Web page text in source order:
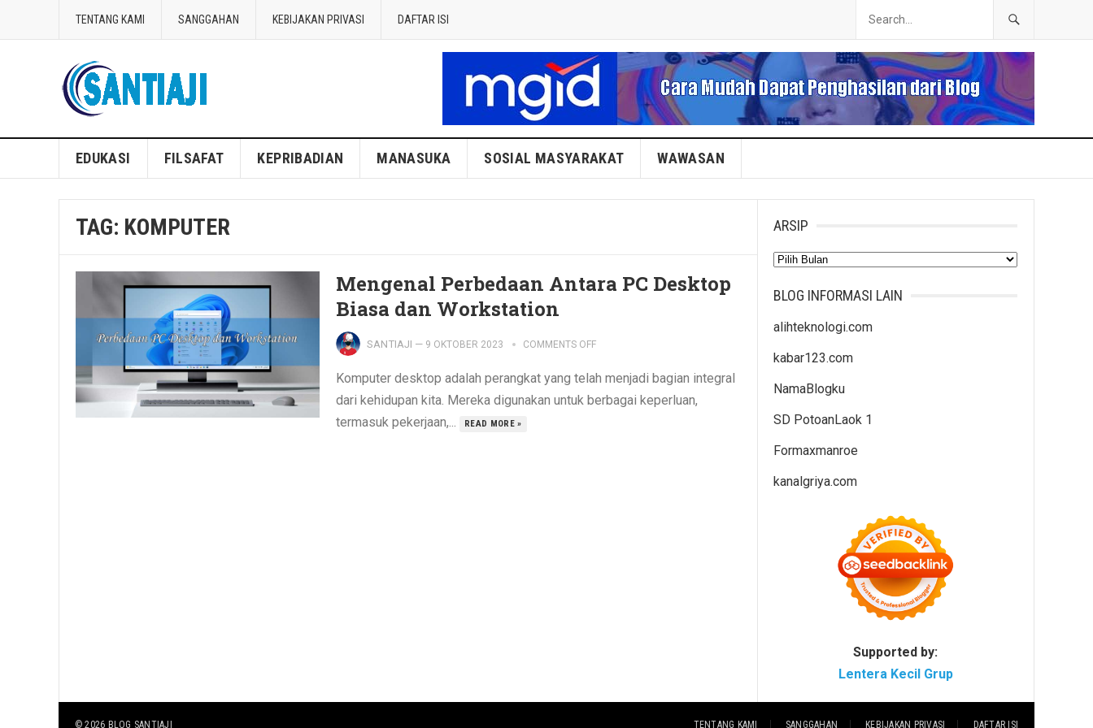
TENTANG KAMI SANGGAHAN KEBIJAKAN PRIVASI DAFTAR ISI
Blog Santiaji
EDUKASI FILSAFAT KEPRIBADIAN MANASUKA SOSIAL MASYARAKAT WAWASAN
TAG: KOMPUTER
Mengenal Perbedaan Antara PC Desktop
Biasa dan Workstation
SANTIAJI — 9 OKTOBER 2023 COMMENTS OFF
Komputer desktop adalah perangkat yang telah menjadi bagian integral
dari kehidupan kita. Mereka digunakan untuk berbagai keperluan,
termasuk pekerjaan,...
READ MORE »
ARSIP
Arsip
BLOG INFORMASI LAIN
alihteknologi.com
kabar123.com
NamaBlogku
SD PotoanLaok 1
Formaxmanroe
kanalgriya.com
Supported by:
Lentera Kecil Grup
© 2026 BLOG SANTIAJI TENTANG KAMI SANGGAHAN KEBIJAKAN PRIVASI DAFTAR ISI